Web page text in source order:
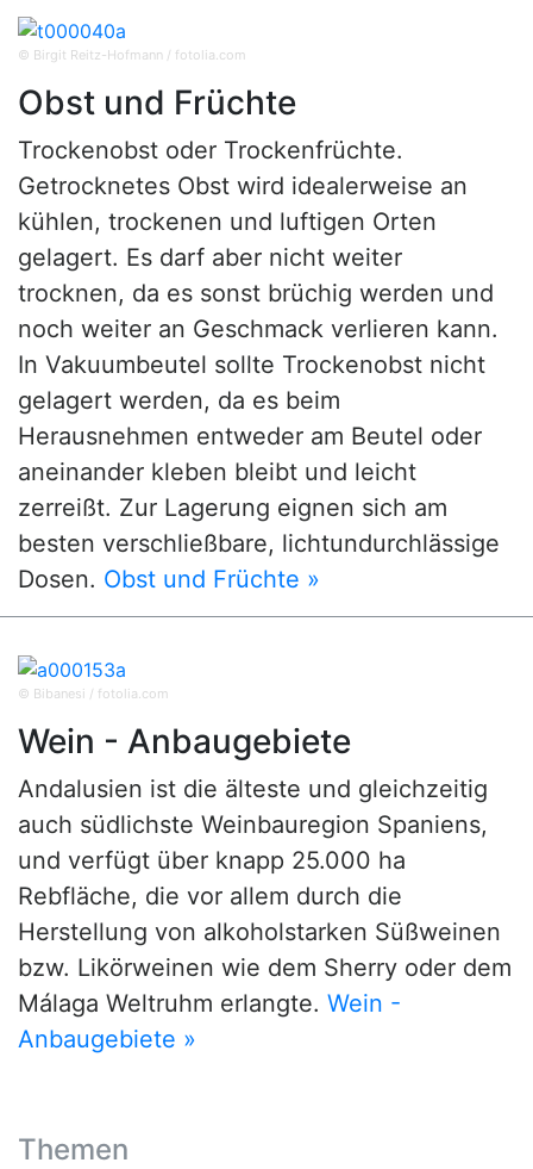
© Birgit Reitz-Hofmann / fotolia.com
Obst und Früchte
Trockenobst oder Trockenfrüchte.
Getrocknetes Obst wird idealerweise an
kühlen, trockenen und luftigen Orten
gelagert. Es darf aber nicht weiter
trocknen, da es sonst brüchig werden und
noch weiter an Geschmack verlieren kann.
In Vakuumbeutel sollte Trockenobst nicht
gelagert werden, da es beim
Herausnehmen entweder am Beutel oder
aneinander kleben bleibt und leicht
zerreißt. Zur Lagerung eignen sich am
besten verschließbare, lichtundurchlässige
Dosen. Obst und Früchte »
© Bibanesi / fotolia.com
Wein - Anbaugebiete
Andalusien ist die älteste und gleichzeitig
auch südlichste Weinbauregion Spaniens,
und verfügt über knapp 25.000 ha
Rebfläche, die vor allem durch die
Herstellung von alkoholstarken Süßweinen
bzw. Likörweinen wie dem Sherry oder dem
Málaga Weltruhm erlangte. Wein -
Anbaugebiete »
Themen